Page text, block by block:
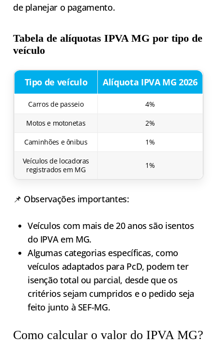
de planejar o pagamento.
Tabela de alíquotas IPVA MG por tipo de
veículo
Tipo de veículo Alíquota IPVA MG 2026
Carros de passeio 4%
Motos e motonetas 2%
Caminhões e ônibus 1%
Veículos de locadoras
registrados em MG
1%
📌 Observações importantes:
Veículos com mais de 20 anos são isentos
do IPVA em MG.
Algumas categorias específicas, como
veículos adaptados para PcD, podem ter
isenção total ou parcial, desde que os
critérios sejam cumpridos e o pedido seja
feito junto à SEF-MG.
Como calcular o valor do IPVA MG?